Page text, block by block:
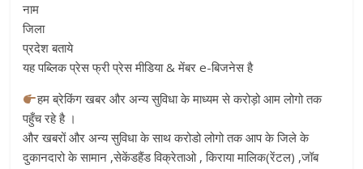
नाम
जिला
प्रदेश बताये
यह पब्लिक प्रेस फ्री प्रेस मीडिया & मेंबर e-बिजनेस है
हम ब्रेकिंग खबर और अन्य सुविधा के माध्यम से करोड़ो आम लोगो तक
पहुँच रहे है ।
और खबरों और अन्य सुविधा के साथ करोडो लोगो तक आप के जिले के
दुकानदारो के सामान ,सेकेंडहैंड विक्रेताओ , किराया मालिक(रेंटल) ,जॉब